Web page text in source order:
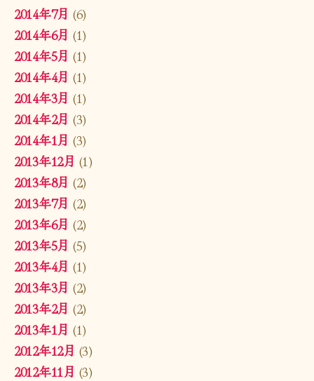
2014年7月 (6)
2014年6月 (1)
2014年5月 (1)
2014年4月 (1)
2014年3月 (1)
2014年2月 (3)
2014年1月 (3)
2013年12月 (1)
2013年8月 (2)
2013年7月 (2)
2013年6月 (2)
2013年5月 (5)
2013年4月 (1)
2013年3月 (2)
2013年2月 (2)
2013年1月 (1)
2012年12月 (3)
2012年11月 (3)